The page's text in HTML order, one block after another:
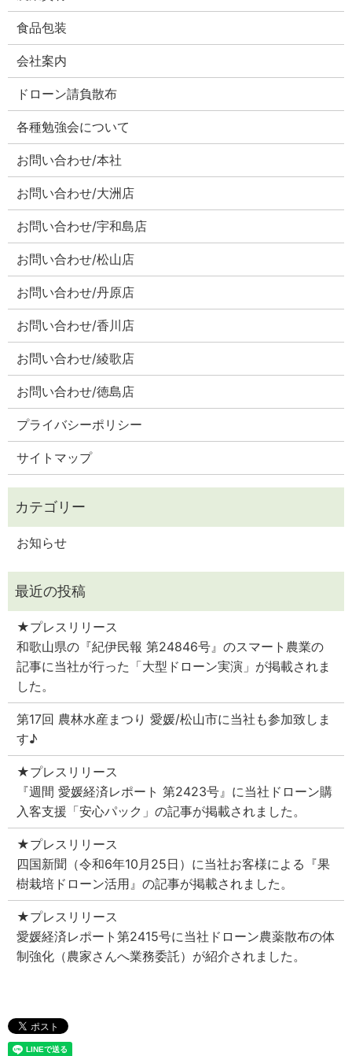
食品包装
会社案内
ドローン請負散布
各種勉強会について
お問い合わせ/本社
お問い合わせ/大洲店
お問い合わせ/宇和島店
お問い合わせ/松山店
お問い合わせ/丹原店
お問い合わせ/香川店
お問い合わせ/綾歌店
お問い合わせ/徳島店
プライバシーポリシー
サイトマップ
お知らせ
★プレスリリース
和歌山県の『紀伊民報 第24846号』のスマート農業の
記事に当社が行った「大型ドローン実演」が掲載されま
した。
第17回 農林水産まつり 愛媛/松山市に当社も参加致しま
す♪
★プレスリリース
『週間 愛媛経済レポート 第2423号』に当社ドローン購
入客支援「安心パック」の記事が掲載されました。
★プレスリリース
四国新聞（令和6年10月25日）に当社お客様による『果
樹栽培ドローン活用』の記事が掲載されました。
★プレスリリース
愛媛経済レポート第2415号に当社ドローン農薬散布の体
制強化（農家さんへ業務委託）が紹介されました。